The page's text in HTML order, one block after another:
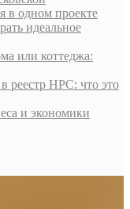
в одном проекте
идеальное
или коттеджа:
реестр НРС: что это
и экономики